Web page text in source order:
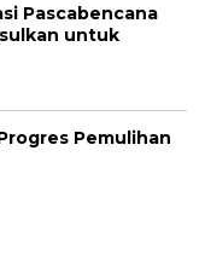
Pascabencana
untuk
Pemulihan